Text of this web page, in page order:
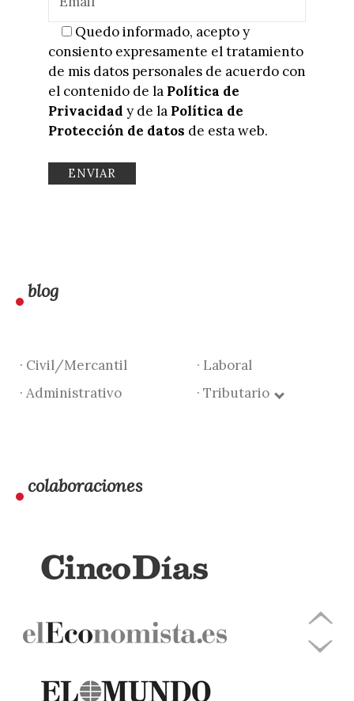
Quedo informado, acepto y
consiento expresamente el tratamiento
de mis datos personales de acuerdo con
el contenido de la Política de
Privacidad y de la Política de
Protección de datos de esta web.
blog
· Civil/Mercantil
· Laboral
· Administrativo
· Tributario
colaboraciones